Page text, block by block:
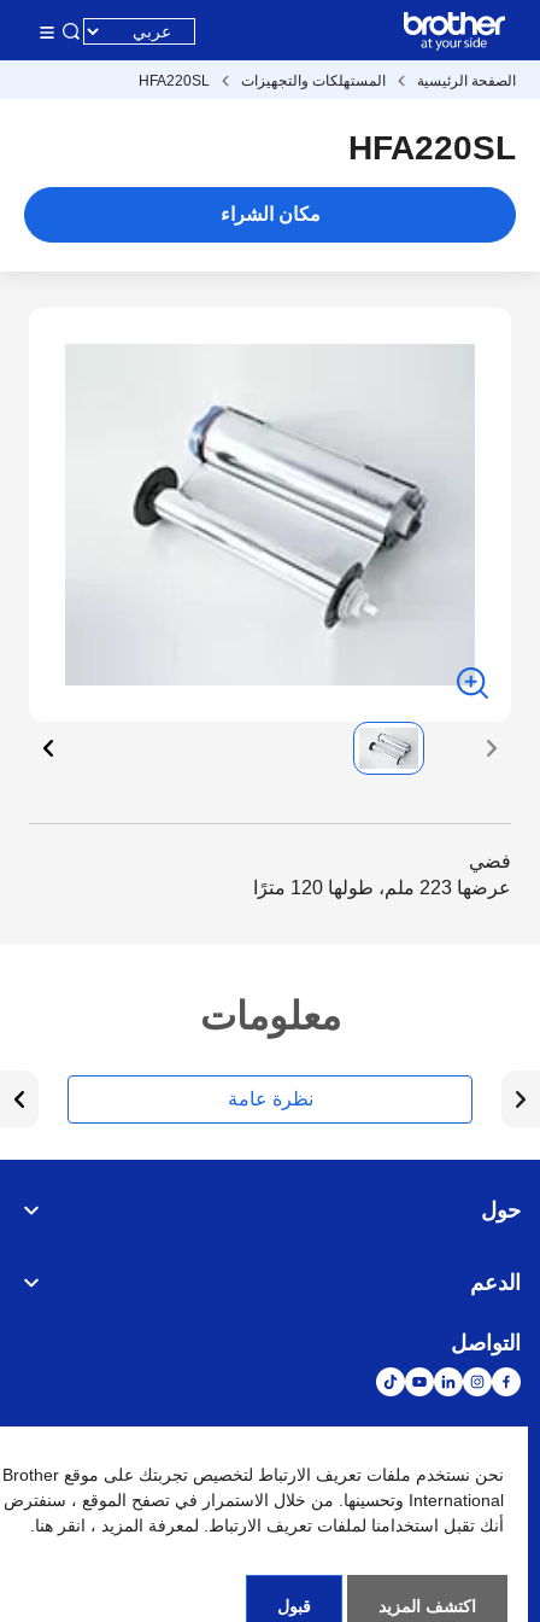
الصفحة الرئيسية المستهلكات والتجهيزات HFA220SL
HFA220SL
مكان الشراء
فضي
عرضها 223 ملم، طولها 120 مترًا
معلومات
نظرة عامة
حول
الدعم
التواصل
الشبكة العالمية
نهج الخصوصية شروط الإستخدام خريطة الموقع الإنتقال إلى الموقع العالمي
كافة الحقوق محفوظة. BROTHER INTERNATIONAL (GULF) FZE
2026
نحن نستخدم ملفات تعريف الارتباط لتخصيص تجربتك على موقع Brother
International وتحسينها. من خلال الاستمرار في تصفح الموقع ، سنفترض
أنك تقبل استخدامنا لملفات تعريف الارتباط. لمعرفة المزيد ، انقر هنا.
اكتشف المزيد قبول